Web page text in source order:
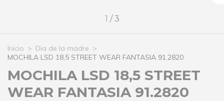
1 /3
Inicio > Dia de la madre >
MOCHILA LSD 18,5 STREET WEAR FANTASIA 91.2820
MOCHILA LSD 18,5 STREET
WEAR FANTASIA 91.2820